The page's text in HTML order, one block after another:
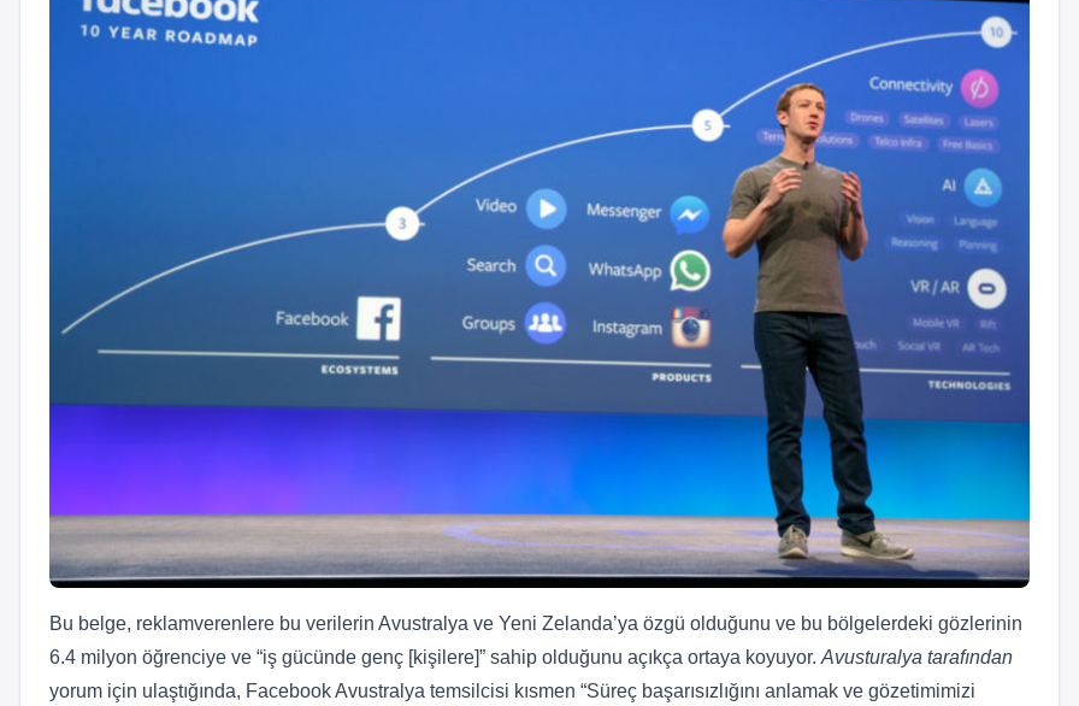
Bu belge, reklamverenlere bu verilerin Avustralya ve Yeni Zelanda’ya özgü olduğunu ve bu bölgelerdeki gözlerinin
6.4 milyon öğrenciye ve “iş gücünde genç [kişilere]” sahip olduğunu açıkça ortaya koyuyor. Avusturalya tarafından
yorum için ulaştığında, Facebook Avustralya temsilcisi kısmen “Süreç başarısızlığını anlamak ve gözetimimizi